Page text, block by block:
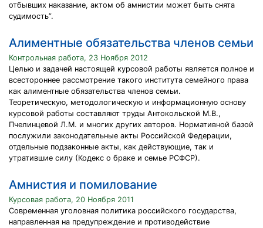
отбывших наказание, актом об амнистии может быть снята
судимость”.
Алиментные обязательства членов семьи
Контрольная работа, 23 Ноября 2012
Целью и задачей настоящей курсовой работы является полное и
всестороннее рассмотрение такого института семейного права
как алиментные обязательства членов семьи.
Теоретическую, методологическую и информационную основу
курсовой работы составляют труды Антокольской М.В.,
Пчелинцевой Л.М. и многих других авторов. Нормативной базой
послужили законодательные акты Российской Федерации,
отдельные подзаконные акты, как действующие, так и
утратившие силу (Кодекс о браке и семье РСФСР).
Амнистия и помилование
Курсовая работа, 20 Ноября 2011
Современная уголовная политика российского государства,
направленная на предупреждение и противодействие